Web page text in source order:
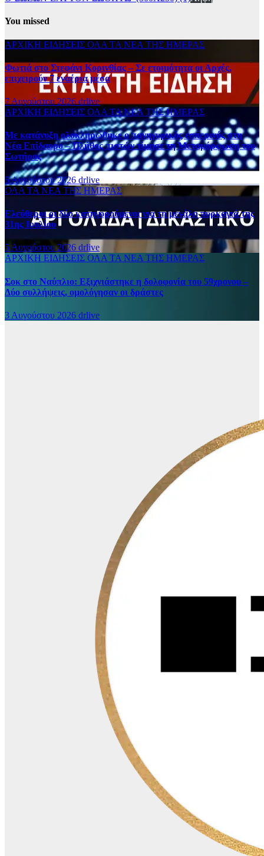
You missed
ΑΡΧΙΚΗ ΕΙΔΗΣΕΙΣ ΟΛΑ ΤΑ ΝΕΑ ΤΗΣ ΗΜΕΡΑΣ
Φωτιά στο Στεφάνι Κορινθίας – Σε ετοιμότητα οι Αρχές,
επιχειρούν 7 εναέρια μέσα
7 Αυγούστου 2026drlive
ΑΡΧΙΚΗ ΕΙΔΗΣΕΙΣ ΟΛΑ ΤΑ ΝΕΑ ΤΗΣ ΗΜΕΡΑΣ
Με κατάνυξη ολοκληρώθηκε ο πανηγυρικός εσπερινός στη
Νέα Επίδαυρο – Πλήθος πιστών τίμησε τη Μεταμόρφωση του
Σωτήρος
5 Αυγούστου 2026 drlive
ΟΛΑ ΤΑ ΝΕΑ ΤΗΣ ΗΜΕΡΑΣ
Ελεύθεροι οι δύο κατηγορούμενοι για τη μεγάλη πυρκαγιά της
31ης Ιουλίου
5 Αυγούστου 2026 drlive
ΑΡΧΙΚΗ ΕΙΔΗΣΕΙΣ ΟΛΑ ΤΑ ΝΕΑ ΤΗΣ ΗΜΕΡΑΣ
Σοκ στο Ναύπλιο: Εξιχνιάστηκε η δολοφονία του 59χρονου –
Δύο συλλήψεις, ομολόγησαν οι δράστες
3 Αυγούστου 2026 drlive